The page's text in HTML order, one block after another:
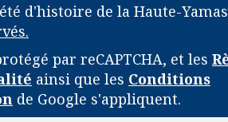
d'histoire de la Haute-
par reCAPTCHA, et les
ainsi que les Conditions
de Google s'appliquent.